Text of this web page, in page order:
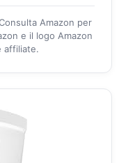
Amazon per
e il logo Amazon
affiliate.